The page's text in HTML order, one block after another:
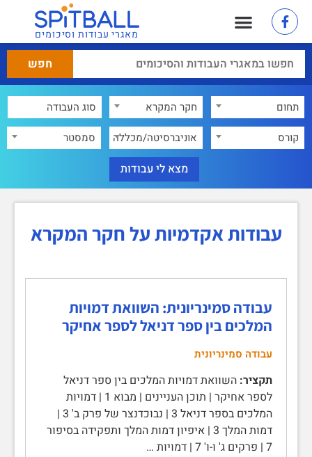
מאגרי עבודות וסיכומים
תחום
חקר המקרא
קורס
אוניברסיטה/מכללה סמסטר
עבודות אקדמיות על חקר המקרא
עבודה סמינריונית: השוואת דמויות
המלכים בין ספר דניאל לספר אחיקר
עבודה סמינריונית
תקציר: השוואת דמויות המלכים בין ספר דניאל
לספר אחיקר | תוכן העניינים | מבוא 1 | דמויות
המלכים בספר דניאל 3 | נבוכדנצר של פרק ב' 3 |
דמות המלך 3 | איפיון דמות המלך ותפקידה בסיפור
7 | פרקים ג' ו-ו' 7 | דמויות …